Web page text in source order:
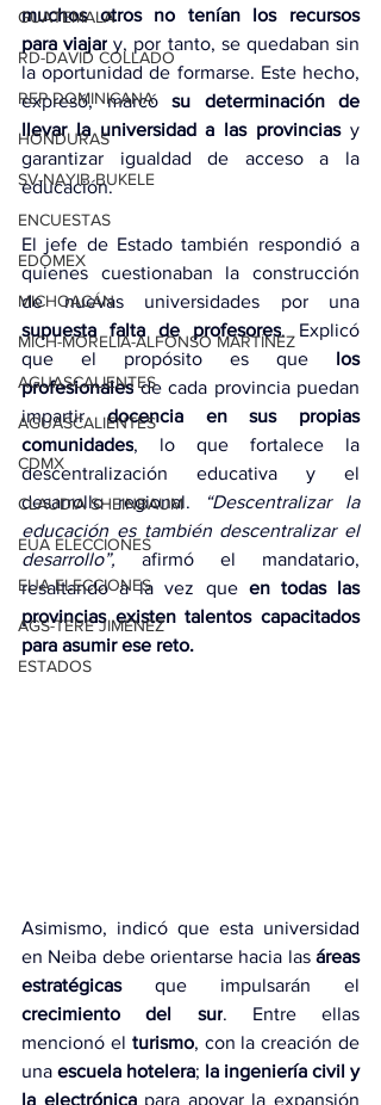
GUATEMALA
RD-DAVID COLLADO
REP DOMINICANA
HONDURAS
SV-NAYIB BUKELE
ENCUESTAS
EDOMEX
MICHOACÁN
MICH-MORELIA-ALFONSO MARTÍNEZ
AGUASCALIENTES
AGUASCALIENTES
CDMX
CLAUDIA SHEINBAUM
EUA ELECCIONES
EUA ELECCIONES
AGS-TERE JIMÉNEZ
ESTADOS
muchos otros no tenían los recursos
para viajar y, por tanto, se quedaban sin
la oportunidad de formarse. Este hecho,
expresó, marcó su determinación de
llevar la universidad a las provincias y
garantizar igualdad de acceso a la
educación.
El jefe de Estado también respondió a
quienes cuestionaban la construcción
supuesta falta de profesores. Explicó
que el propósito es que los
profesionales de cada provincia puedan
impartir docencia en sus propias
comunidades, lo que fortalece la
descentralización educativa y el
desarrollo regional.
“Descentralizar la
educación es también descentralizar el
desarrollo”, afirmó el mandatario,
resaltando a la vez que en todas las
provincias existen talentos capacitados
para asumir ese reto.
Asimismo, indicó que esta universidad
en Neiba debe orientarse hacia las áreas
estratégicas
crecimiento del sur. Entre ellas
mencionó el turismo, con la creación de
una escuela hotelera; la ingeniería civil y
la electrónica para apoyar la expansión